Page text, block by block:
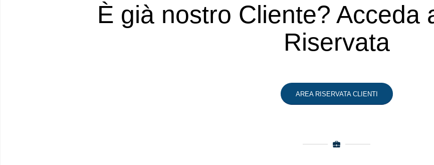
È già nostro Cliente? Acceda
Riservata
AREA RISERVATA CLIENTI